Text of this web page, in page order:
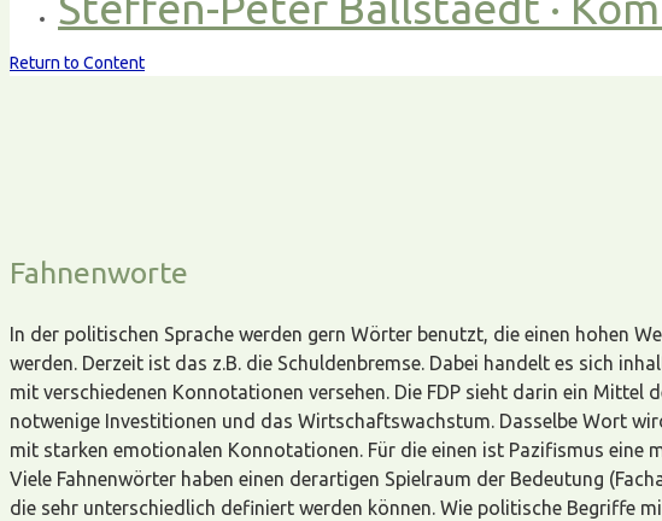
Return to Content
Fahnenworte
In der politischen Sprache werden gern Wörter benutzt, die einen hohen
werden. Derzeit ist das z.B. die Schuldenbremse. Dabei handelt es sich
mit verschiedenen Konnotationen versehen. Die FDP sieht darin ein
notwenige Investitionen und das Wirtschaftswachstum. Dasselbe Wort
mit starken emotionalen Konnotationen. Für die einen ist Pazifismus eine
Viele Fahnenwörter haben einen derartigen Spielraum der Bedeutung
die sehr unterschiedlich definiert werden können. Wie politische Begriffe